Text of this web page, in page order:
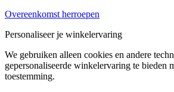
Overeenkomst herroepen
Personaliseer je winkelervaring
We gebruiken alleen cookies en andere
gepersonaliseerde winkelervaring te bieden
toestemming.